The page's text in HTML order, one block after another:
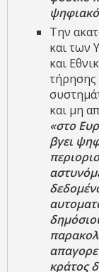
Την
και των
και
τήρησης
και μη
«στο
βγει
κράτος